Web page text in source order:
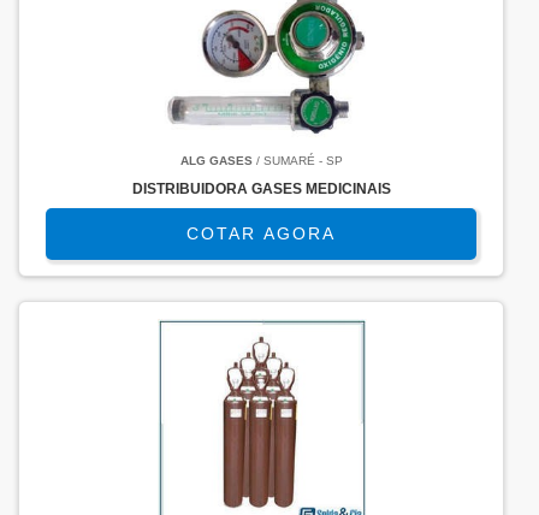
ALG GASES/ SUMARÉ - SP
DISTRIBUIDORA GASES MEDICINAIS
COTAR AGORA